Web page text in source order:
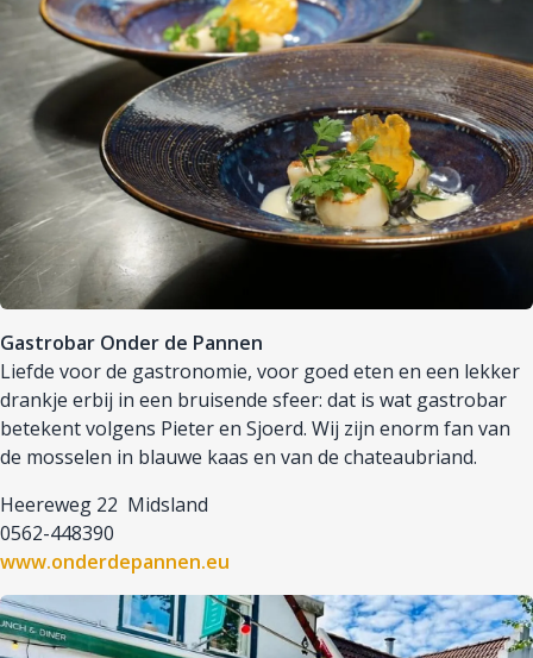
Gastrobar Onder de Pannen
Liefde voor de gastronomie, voor goed eten en een lekker
drankje erbij in een bruisende sfeer: dat is wat gastrobar
betekent volgens Pieter en Sjoerd. Wij zijn enorm fan van
de mosselen in blauwe kaas en van de chateaubriand.
Heereweg 22 Midsland
0562-448390
www.onderdepannen.eu
Afbeelding